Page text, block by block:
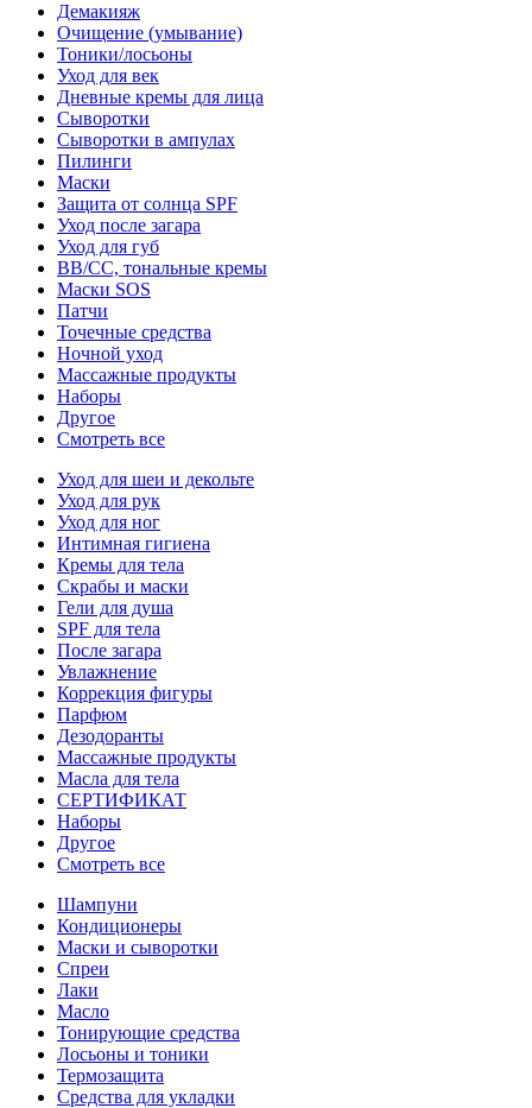
Демакияж
Очищение (умывание)
Тоники/лосьоны
Уход для век
Дневные кремы для лица
Сыворотки
Сыворотки в ампулах
Пилинги
Маски
Защита от солнца SPF
Уход после загара
Уход для губ
BB/CC, тональные кремы
Маски SOS
Патчи
Точечные средства
Ночной уход
Массажные продукты
Наборы
Другое
Смотреть все
Уход для шеи и декольте
Уход для рук
Уход для ног
Интимная гигиена
Кремы для тела
Скрабы и маски
Гели для душа
SPF для тела
После загара
Увлажнение
Коррекция фигуры
Парфюм
Дезодоранты
Массажные продукты
Масла для тела
СЕРТИФИКАТ
Наборы
Другое
Смотреть все
Шампуни
Кондиционеры
Маски и сыворотки
Спреи
Лаки
Масло
Тонирующие средства
Лосьоны и тоники
Термозащита
Средства для укладки